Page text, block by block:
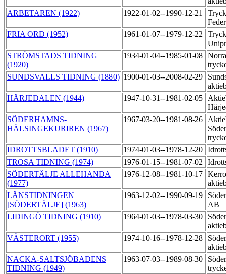
ARBETAREN (1922)
1922-01-02--1990-12-21
FRIA ORD (1952)
1961-01-07--1979-12-22
STRÖMSTADS TIDNING
(1920)
1934-01-04--1985-01-08
SUNDSVALLS TIDNING (1880) 1900-01-03--2008-02-29
HÄRJEDALEN (1944)
1947-10-31--1981-02-05
SÖDERHAMNS-
HÄLSINGEKURIREN (1967)
1967-03-20--1981-08-26
IDROTTSBLADET (1910)
1974-01-03--1978-12-20
TROSA TIDNING (1974)
1976-01-15--1981-07-02
SÖDERTÄLJE ALLEHANDA
(1977)
1976-12-08--1981-10-17
LÄNSTIDNINGEN
[SÖDERTÄLJE] (1963)
1963-12-02--1990-09-19
AB
LIDINGÖ TIDNING (1910)
1964-01-03--1978-03-30
VÄSTERORT (1955)
1974-10-16--1978-12-28
NACKA-SALTSJÖBADENS
TIDNING (1949)
1963-07-03--1989-08-30